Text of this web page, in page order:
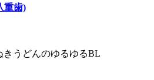
重歯)
きうどんのゆるゆるBL